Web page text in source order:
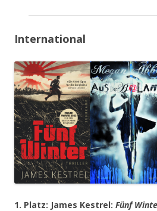
International
1. Platz: James Kestrel: Fünf